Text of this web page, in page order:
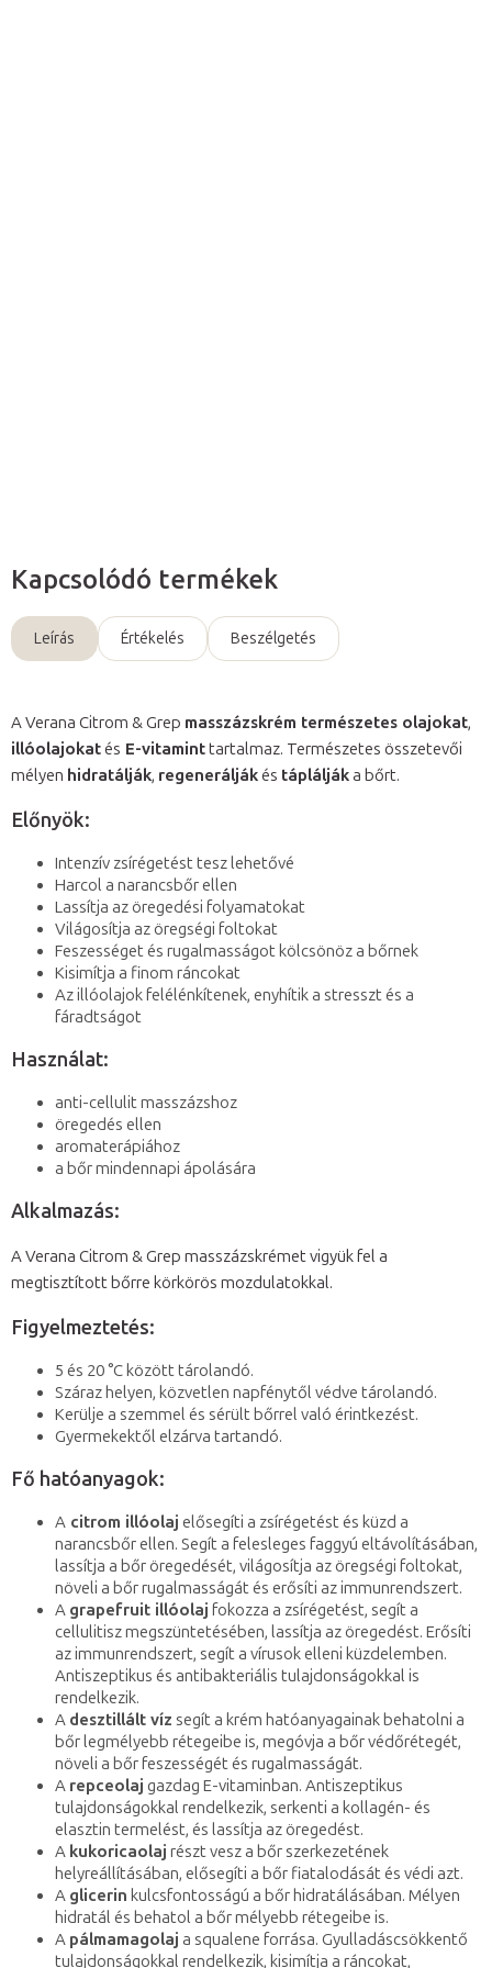
Kapcsolódó termékek
Leírás Értékelés Beszélgetés
A Verana Citrom & Grep masszázskrém természetes olajokat,
illóolajokatés E-vitaminttartalmaz. Természetes összetevői
mélyen hidratálják, regeneráljákés tápláljáka bőrt.
Előnyök:
Intenzív zsírégetést tesz lehetővé
Harcol a narancsbőr ellen
Lassítja az öregedési folyamatokat
Világosítja az öregségi foltokat
Feszességet és rugalmasságot kölcsönöz a bőrnek
Kisimítja a finom ráncokat
Az illóolajok felélénkítenek, enyhítik a stresszt és a
fáradtságot
Használat:
anti-cellulit masszázshoz
öregedés ellen
aromaterápiához
a bőr mindennapi ápolására
Alkalmazás:
A Verana Citrom & Grep masszázskrémet vigyük fel a
megtisztított bőrre körkörös mozdulatokkal.
Figyelmeztetés:
5 és 20 °C között tárolandó.
Száraz helyen, közvetlen napfénytől védve tárolandó.
Kerülje a szemmel és sérült bőrrel való érintkezést.
Gyermekektől elzárva tartandó.
Fő hatóanyagok:
A citrom illóolaj elősegíti a zsírégetést és küzd a
narancsbőr ellen. Segít a felesleges faggyú eltávolításában,
lassítja a bőr öregedését, világosítja az öregségi foltokat,
növeli a bőr rugalmasságát és erősíti az immunrendszert.
A grapefruit illóolaj fokozza a zsírégetést, segít a
cellulitisz megszüntetésében, lassítja az öregedést. Erősíti
az immunrendszert, segít a vírusok elleni küzdelemben.
Antiszeptikus és antibakteriális tulajdonságokkal is
rendelkezik.
A desztillált víz segít a krém hatóanyagainak behatolni a
bőr legmélyebb rétegeibe is, megóvja a bőr védőrétegét,
növeli a bőr feszességét és rugalmasságát.
A repceolaj gazdag E-vitaminban. Antiszeptikus
tulajdonságokkal rendelkezik, serkenti a kollagén- és
elasztin termelést, és lassítja az öregedést.
A kukoricaolaj részt vesz a bőr szerkezetének
helyreállításában, elősegíti a bőr fiatalodását és védi azt.
A glicerin kulcsfontosságú a bőr hidratálásában. Mélyen
hidratál és behatol a bőr mélyebb rétegeibe is.
A pálmamagolaj a squalene forrása. Gyulladáscsökkentő
tulajdonságokkal rendelkezik, kisimítja a ráncokat,